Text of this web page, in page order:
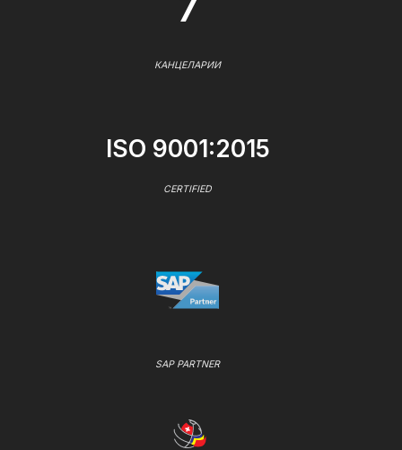
КАНЦЕЛАРИИ
ISO 9001:2015
CERTIFIED
SAP PARTNER